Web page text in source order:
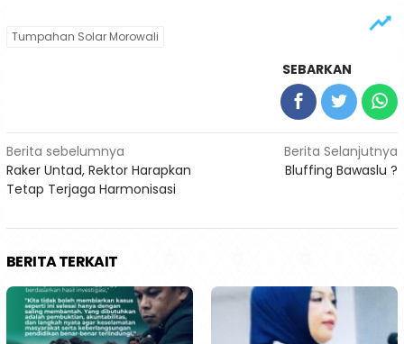
Tumpahan Solar Morowali
SEBARKAN
Navigasi
pos
Berita sebelumnya
Raker Untad, Rektor Harapkan
Tetap Terjaga Harmonisasi
Berita Selanjutnya
Bluffing Bawaslu ?
BERITA TERKAIT